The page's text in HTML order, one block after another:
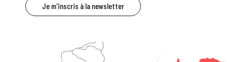
Je m'inscris à la newsletter